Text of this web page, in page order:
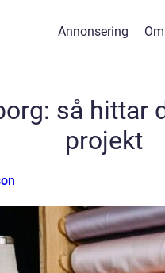
Annonsering
så hittar
projekt